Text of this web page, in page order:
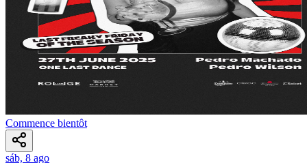
Commence bientôt
sáb, 8 ago